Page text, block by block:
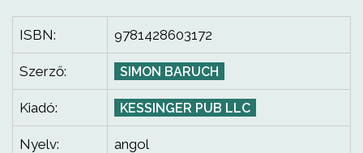
ISBN: 9781428603172
Szerző: SIMON BARUCH
Kiadó: KESSINGER PUB LLC
Nyelv: angol